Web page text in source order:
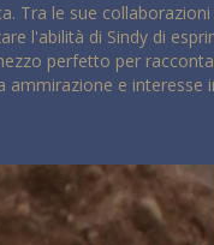
Tra le sue
l'abilità di Sindy di
perfetto per
ammirazione e interesse